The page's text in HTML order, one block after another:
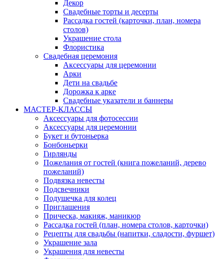
Декор
Свадебные торты и десерты
Рассадка гостей (карточки, план, номера
столов)
Украшение стола
Флористика
Свадебная церемония
Аксессуары для церемонии
Арки
Дети на свадьбе
Дорожка к арке
Свадебные указатели и баннеры
МАСТЕР-КЛАССЫ
Аксессуары для фотосессии
Аксессуары для церемонии
Букет и бутоньерка
Бонбоньерки
Гирлянды
Пожелания от гостей (книга пожеланий, дерево
пожеланий)
Подвязка невесты
Подсвечники
Подушечка для колец
Приглашения
Прическа, макияж, маникюр
Рассадка гостей (план, номера столов, карточки)
Рецепты для свадьбы (напитки, сладости, фуршет)
Украшение зала
Украшения для невесты